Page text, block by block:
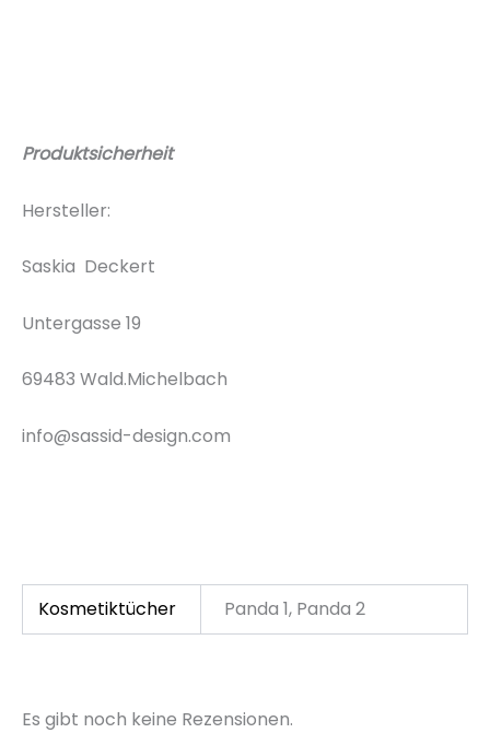
Produktsicherheit
Hersteller:
Saskia Deckert
Untergasse 19
69483 Wald.Michelbach
info@sassid-design.com
Kosmetiktücher Panda 1, Panda 2
Es gibt noch keine Rezensionen.